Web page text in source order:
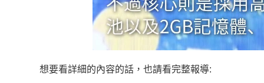
想要看詳細的內容的話，也請看完整報導: